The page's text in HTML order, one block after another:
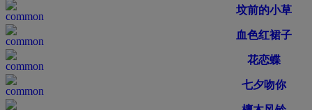
坟前的小草
血色红裙子
花恋蝶
七夕吻你